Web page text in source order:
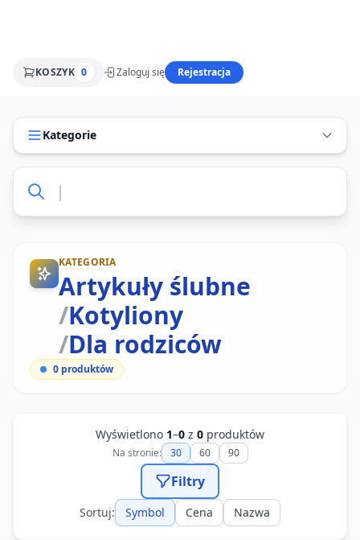
KOSZYK 0 Zaloguj się Rejestracja
Kategorie
KATEGORIA
Artykuły ślubne
/Kotyliony
/Dla rodziców
0 produktów
Wyświetlono 1–0 z 0 produktów
Na stronie: 30 60 90
Filtry
Sortuj: Symbol Cena Nazwa